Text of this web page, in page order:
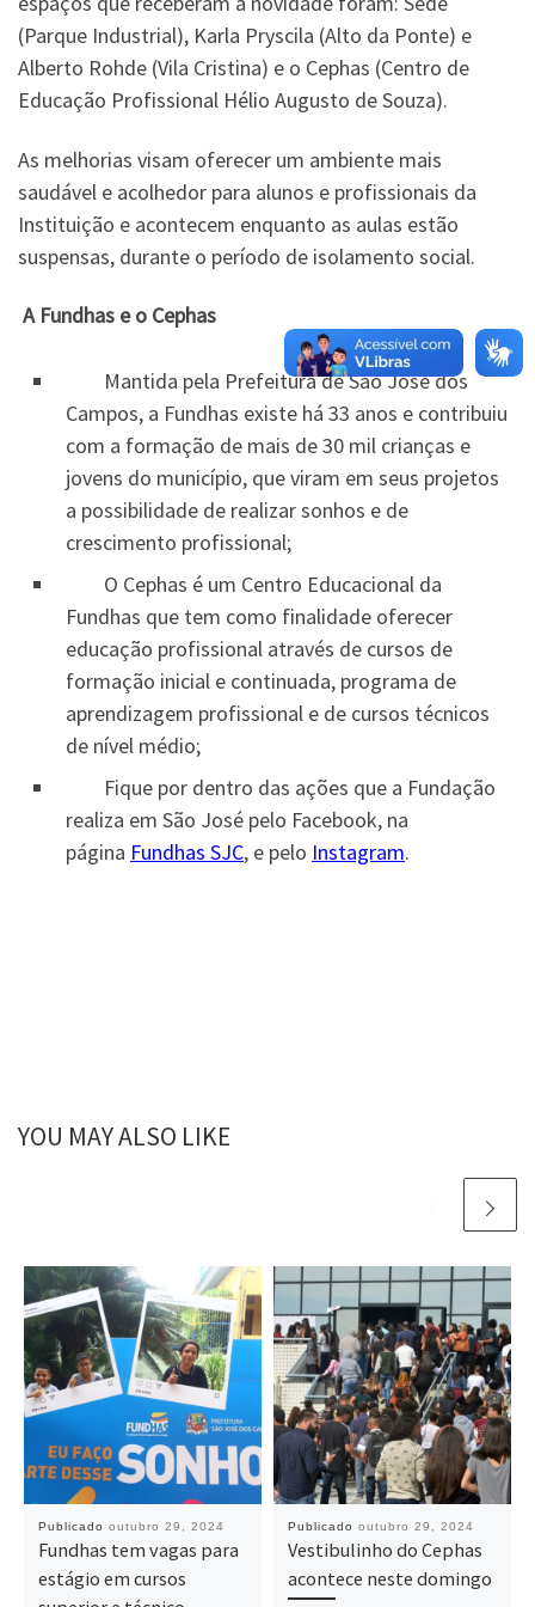
(Parque Industrial), Karla Pryscila (Alto da Ponte) e
Alberto Rohde (Vila Cristina) e o Cephas (Centro de
Educação Profissional Hélio Augusto de Souza).
As melhorias visam oferecer um ambiente mais
saudável e acolhedor para alunos e profissionais da
Instituição e acontecem enquanto as aulas estão
suspensas, durante o período de isolamento social.
A Fundhas e o Cephas
Mantida pela Prefeitura de São José dos
Campos, a Fundhas existe há 33 anos e contribuiu
com a formação de mais de 30 mil crianças e
jovens do município, que viram em seus projetos
a possibilidade de realizar sonhos e de
crescimento profissional;
O Cephas é um Centro Educacional da
Fundhas que tem como finalidade oferecer
educação profissional através de cursos de
formação inicial e continuada, programa de
aprendizagem profissional e de cursos técnicos
de nível médio;
Fique por dentro das ações que a Fundação
realiza em São José pelo Facebook, na
página Fundhas SJC, e pelo Instagram.
YOU MAY ALSO LIKE
Publicado outubro 29, 2024
Fundhas tem vagas para
estágio em cursos
Publicado outubro 29, 2024
Vestibulinho do Cephas
acontece neste domingo